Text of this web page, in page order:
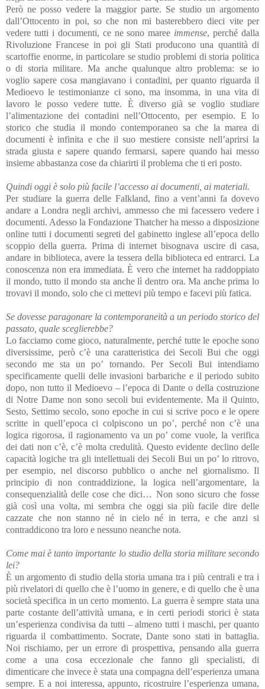
Però ne posso vedere la maggior parte. Se studio un argomento
dall’Ottocento in poi, so che non mi basterebbero dieci vite per
vedere tutti i documenti, ce ne sono maree immense, perché dalla
Rivoluzione Francese in poi gli Stati producono una quantità di
scartoffie enorme, in particolare se studio problemi di storia politica
o di storia militare. Ma anche qualunque altro problema: se io
voglio sapere cosa mangiavano i contadini, per quanto riguarda il
Medioevo le testimonianze ci sono, ma insomma, in una vita di
lavoro le posso vedere tutte. È diverso già se voglio studiare
l’alimentazione dei contadini nell’Ottocento, per esempio. E lo
storico che studia il mondo contemporaneo sa che la marea di
documenti è infinita e che il suo mestiere consiste nell’aprirsi la
strada giusta e sapere quando fermarsi, sapere quando hai messo
insieme abbastanza cose da chiarirti il problema che ti eri posto.
Quindi oggi è solo più facile l’accesso ai documenti, ai materiali.
Per studiare la guerra delle Falkland, fino a vent’anni fa dovevo
andare a Londra negli archivi, ammesso che mi facessero vedere i
documenti. Adesso la Fondazione Thatcher ha messo a disposizione
online tutti i documenti segreti del gabinetto inglese all’epoca dello
scoppio della guerra. Prima di internet bisognava uscire di casa,
andare in biblioteca, avere la tessera della biblioteca ed entrarci. La
conoscenza non era immediata. È vero che internet ha raddoppiato
il mondo, tutto il mondo sta anche lì dentro ora. Ma anche prima lo
trovavi il mondo, solo che ci mettevi più tempo e facevi più fatica.
Se dovesse paragonare la contemporaneità a un periodo storico del
passato, quale sceglierebbe?
Lo facciamo come gioco, naturalmente, perché tutte le epoche sono
diversissime, però c’è una caratteristica dei Secoli Bui che oggi
secondo me sta un po’ tornando. Per Secoli Bui intendiamo
specificamente quelli delle invasioni barbariche e il periodo subito
dopo, non tutto il Medioevo – l’epoca di Dante o della costruzione
di Notre Dame non sono secoli bui evidentemente. Ma il Quinto,
Sesto, Settimo secolo, sono epoche in cui si scrive poco e le opere
scritte in quell’epoca ci colpiscono un po’, perché non c’è una
logica rigorosa, il ragionamento va un po’ come vuole, la verifica
dei dati non c’è, c’è molta credulità. Questo evidente declino delle
capacità logiche tra gli intellettuali dei Secoli Bui un po’ lo ritrovo,
per esempio, nel discorso pubblico o anche nel giornalismo. Il
principio di non contraddizione, la logica nell’argomentare, la
consequenzialità delle cose che dici… Non sono sicuro che fosse
già così una volta, mi sembra che oggi sia più facile dire delle
cazzate che non stanno né in cielo né in terra, e che anzi si
contraddicono tra loro e nessuno neanche nota.
Come mai è tanto importante lo studio della storia militare secondo
lei?
È un argomento di studio della storia umana tra i più centrali e tra i
più rivelatori di quello che è l’uomo in genere, e di quello che è una
società specifica in un certo momento. La guerra è sempre stata una
parte costante dell’attività umana, e in certi periodi storici è stata
un’esperienza condivisa da tutti – almeno tutti i maschi, per quanto
riguarda il combattimento. Socrate, Dante sono stati in battaglia.
Noi rischiamo, per un errore di prospettiva, pensando alla guerra
come a una cosa eccezionale che fanno gli specialisti, di
dimenticare che invece è stata una compagna dell’esperienza umana
sempre. E a noi interessa, appunto, ricostruire l’esperienza umana,